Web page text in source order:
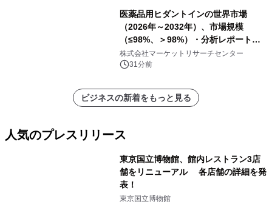
医薬品用ヒダントインの世界市場
（2026年～2032年）、市場規模
（≤98%、＞98%）・分析レポートを
発表
株式会社マーケットリサーチセンター
31分前
ビジネスの新着をもっと見る
人気のプレスリリース
東京国立博物館、館内レストラン3店
舗をリニューアル 各店舗の詳細を発
表！
東京国立博物館